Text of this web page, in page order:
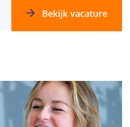
geheel in lijn met
van internationale
een dynamische
sterke maritieme
Bekijk vacature